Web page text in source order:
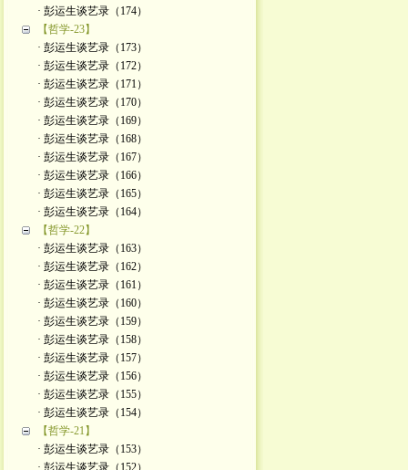
· 彭运生谈艺录（174）
【哲学-23】
· 彭运生谈艺录（173）
· 彭运生谈艺录（172）
· 彭运生谈艺录（171）
· 彭运生谈艺录（170）
· 彭运生谈艺录（169）
· 彭运生谈艺录（168）
· 彭运生谈艺录（167）
· 彭运生谈艺录（166）
· 彭运生谈艺录（165）
· 彭运生谈艺录（164）
【哲学-22】
· 彭运生谈艺录（163）
· 彭运生谈艺录（162）
· 彭运生谈艺录（161）
· 彭运生谈艺录（160）
· 彭运生谈艺录（159）
· 彭运生谈艺录（158）
· 彭运生谈艺录（157）
· 彭运生谈艺录（156）
· 彭运生谈艺录（155）
· 彭运生谈艺录（154）
【哲学-21】
· 彭运生谈艺录（153）
· 彭运生谈艺录（152）